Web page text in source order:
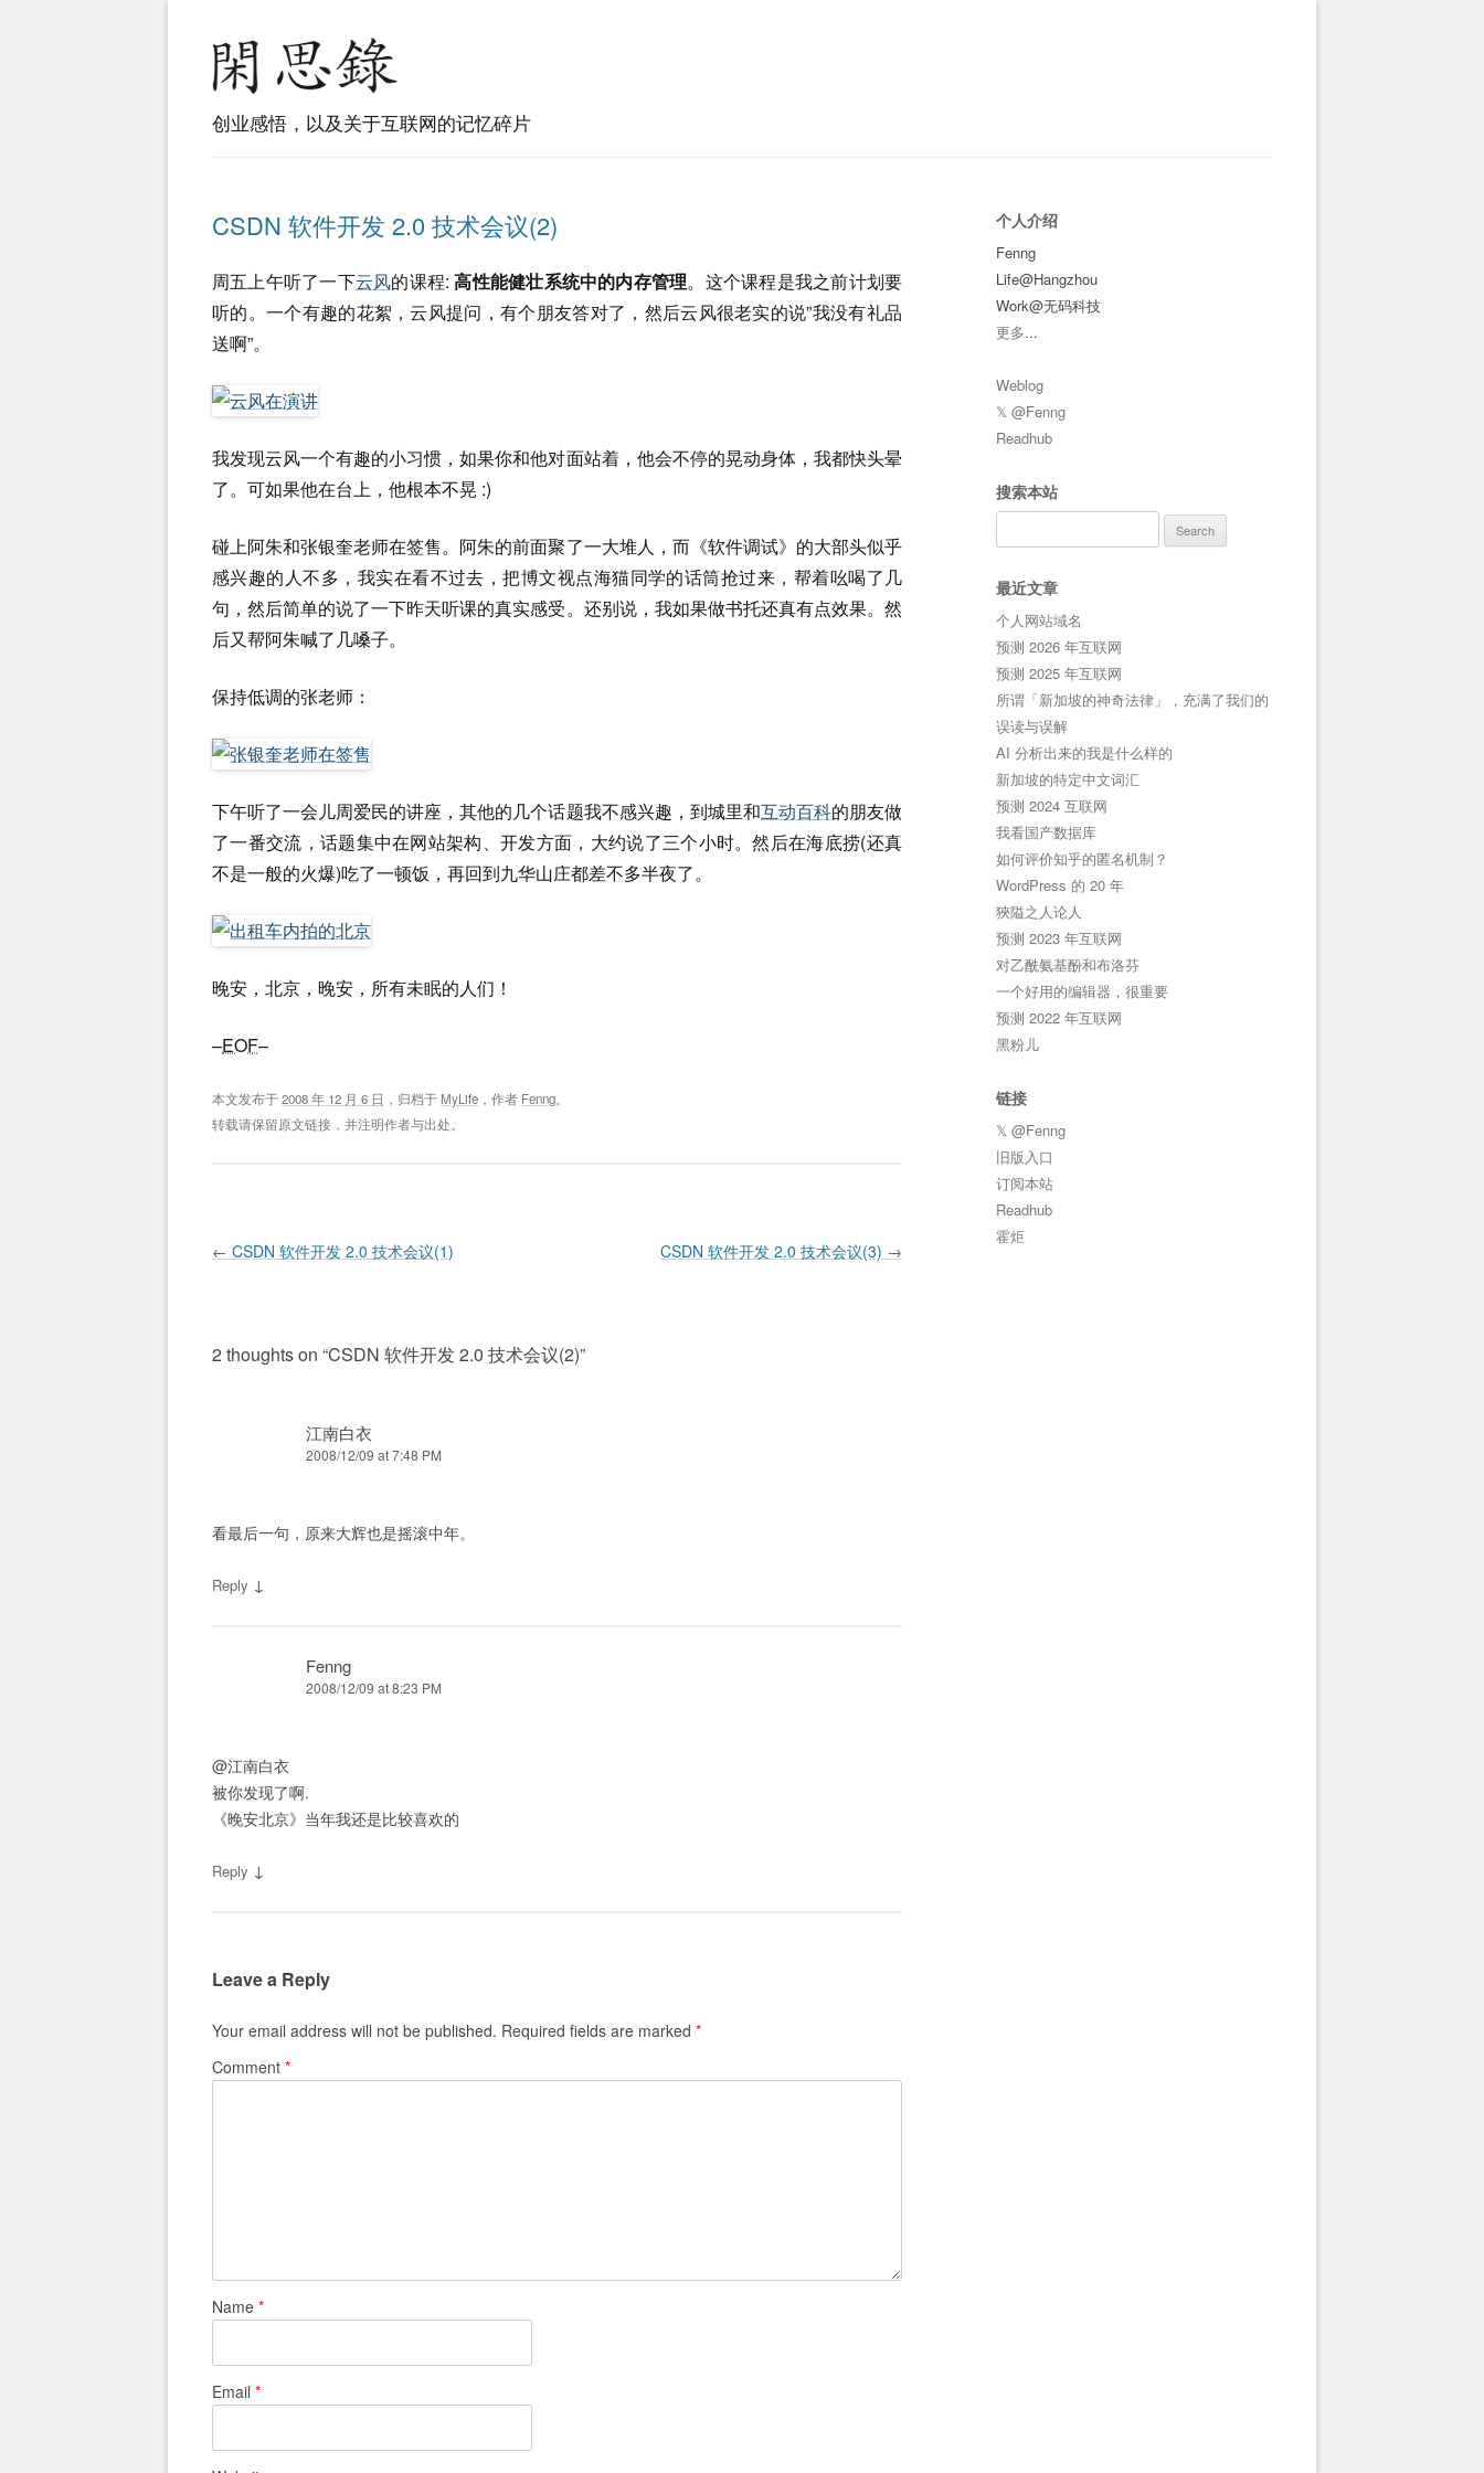
创业感悟，以及关于互联网的记忆碎片
CSDN 软件开发 2.0 技术会议(2)
周五上午听了一下云风的课程:高性能健壮系统中的内存管理。这个课程是我之前计划要
听的。一个有趣的花絮，云风提问，有个朋友答对了，然后云风很老实的说”我没有礼品
送啊”。
我发现云风一个有趣的小习惯，如果你和他对面站着，他会不停的晃动身体，我都快头晕
了。可如果他在台上，他根本不晃 :)
碰上阿朱和张银奎老师在签售。阿朱的前面聚了一大堆人，而《软件调试》的大部头似乎
感兴趣的人不多，我实在看不过去，把博文视点海猫同学的话筒抢过来，帮着吆喝了几
句，然后简单的说了一下昨天听课的真实感受。还别说，我如果做书托还真有点效果。然
后又帮阿朱喊了几嗓子。
保持低调的张老师：
下午听了一会儿周爱民的讲座，其他的几个话题我不感兴趣，到城里和互动百科的朋友做
了一番交流，话题集中在网站架构、开发方面，大约说了三个小时。然后在海底捞(还真
不是一般的火爆)吃了一顿饭，再回到九华山庄都差不多半夜了。
晚安，北京，晚安，所有未眠的人们！
–EOF–
本文发布于2008 年 12 月 6 日 ，归档于 MyLife ，作者 Fenng。
转载请保留原文链接，并注明作者与出处。
Post navigation
← CSDN 软件开发 2.0 技术会议(1) CSDN 软件开发 2.0 技术会议(3) →
2 thoughts on “CSDN 软件开发 2.0 技术会议(2)”
江南白衣
2008/12/09 at 7:48 PM
看最后一句，原来大辉也是摇滚中年。
Reply ↓
Fenng
2008/12/09 at 8:23 PM
@江南白衣
被你发现了啊.
《晚安北京》当年我还是比较喜欢的
Reply ↓
Leave a Reply
Your email address will not be published. Required fields are marked *
Comment *
Name *
Email *
个人介绍
Fenng
Life@Hangzhou
Work@无码科技
更多...
Weblog
𝕏 @Fenng
Readhub
搜索本站
for:
最近文章
个人网站域名
预测 2026 年互联网
预测 2025 年互联网
所谓「新加坡的神奇法律」，充满了我们的
误读与误解
AI 分析出来的我是什么样的
新加坡的特定中文词汇
预测 2024 互联网
我看国产数据库
如何评价知乎的匿名机制？
WordPress 的 20 年
狹隘之人论人
预测 2023 年互联网
对乙酰氨基酚和布洛芬
一个好用的编辑器，很重要
预测 2022 年互联网
黑粉儿
链接
𝕏 @Fenng
旧版入口
订阅本站
Readhub
霍炬